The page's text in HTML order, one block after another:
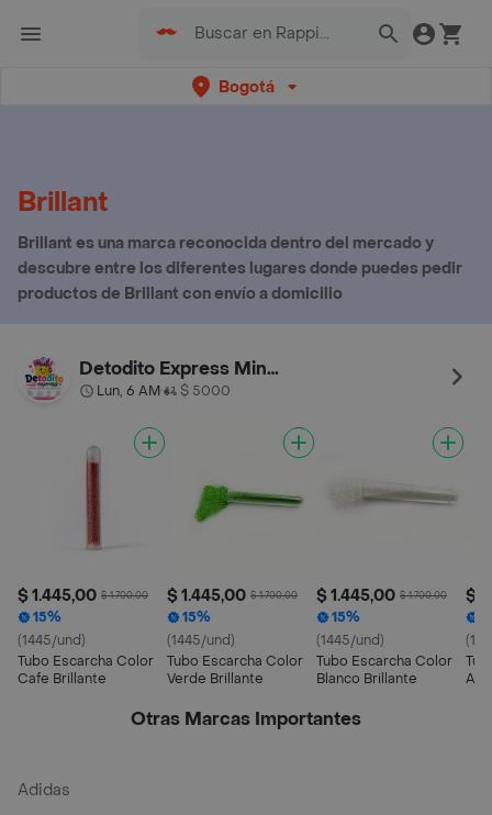
Bogotá
Brillant
Brillant es una marca reconocida dentro del mercado y
descubre entre los diferentes lugares donde puedes pedir
productos de Brillant con envío a domicilio
Detodito Express Minuto De Dios
Lun, 6 AM• $ 5000
$ 1.445,00 $ 1.700,00
15%
(1445/und)
Tubo Escarcha Color
Cafe Brillante
$ 1.445,00 $ 1.700,00
15%
(1445/und)
Tubo Escarcha Color
Verde Brillante
$ 1.445,00 $ 1.700,00
15%
(1445/und)
Tubo Escarcha Color
Blanco Brillante
$
Otras Marcas Importantes
Adidas